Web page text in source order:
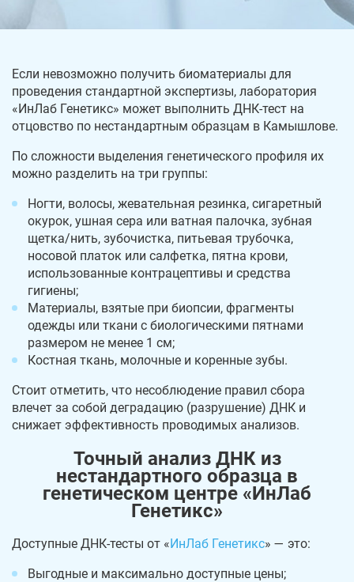
Если невозможно получить биоматериалы для
проведения стандартной экспертизы, лаборатория
«ИнЛаб Генетикс» может выполнить ДНК-тест на
отцовство по нестандартным образцам в Камышлове.
По сложности выделения генетического профиля их
можно разделить на три группы:
Ногти, волосы, жевательная резинка, сигаретный
окурок, ушная сера или ватная палочка, зубная
щетка/нить, зубочистка, питьевая трубочка,
носовой платок или салфетка, пятна крови,
использованные контрацептивы и средства
гигиены;
Материалы, взятые при биопсии, фрагменты
одежды или ткани с биологическими пятнами
размером не менее 1 см;
Костная ткань, молочные и коренные зубы.
Стоит отметить, что несоблюдение правил сбора
влечет за собой деградацию (разрушение) ДНК и
снижает эффективность проводимых анализов.
Точный анализ ДНК из
нестандартного образца в
генетическом центре «ИнЛаб
Генетикс»
Доступные ДНК-тесты от «ИнЛаб Генетикс» — это:
Выгодные и максимально доступные цены;